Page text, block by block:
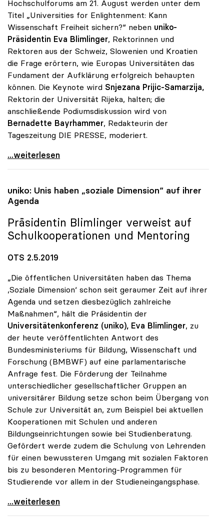
Hochschulforums am 21. August werden unter dem
Titel „Universities for Enlightenment: Kann
Wissenschaft Freiheit sichern?“ neben uniko-
Präsidentin Eva Blimlinger, Rektorinnen und
Rektoren aus der Schweiz, Slowenien und Kroatien
die Frage erörtern, wie Europas Universitäten das
Fundament der Aufklärung erfolgreich behaupten
können. Die Keynote wird Snjezana Prijic-Samarzija,
Rektorin der Universität Rijeka, halten; die
anschließende Podiumsdiskussion wird von
Bernadette Bayrhammer, Redakteurin der
Tageszeitung DIE PRESSE, moderiert.
uniko heuer wieder Partner des Forum Alpbach
...weiterlesen
uniko: Unis haben „soziale Dimension“ auf ihrer
Agenda
Präsidentin Blimlinger verweist auf
Schulkooperationen und Mentoring
OTS 2.5.2019
„Die öffentlichen Universitäten haben das Thema
,Soziale Dimension‘ schon seit geraumer Zeit auf ihrer
Agenda und setzen diesbezüglich zahlreiche
Maßnahmen“, hält die Präsidentin der
Universitätenkonferenz (uniko), Eva Blimlinger, zu
der heute veröffentlichten Antwort des
Bundesministeriums für Bildung, Wissenschaft und
Forschung (BMBWF) auf eine parlamentarische
Anfrage fest. Die Förderung der Teilnahme
unterschiedlicher gesellschaftlicher Gruppen an
universitärer Bildung setze schon beim Übergang von
Schule zur Universität an, zum Beispiel bei aktuellen
Kooperationen mit Schulen und anderen
Bildungseinrichtungen sowie bei Studienberatung.
Gefördert werde zudem die Schulung von Lehrenden
für einen bewussteren Umgang mit sozialen Faktoren
bis zu besonderen Mentoring-Programmen für
Studierende vor allem in der Studieneingangsphase.
uniko: Unis haben „soziale Dimension“ auf ihrer
...weiterlesen